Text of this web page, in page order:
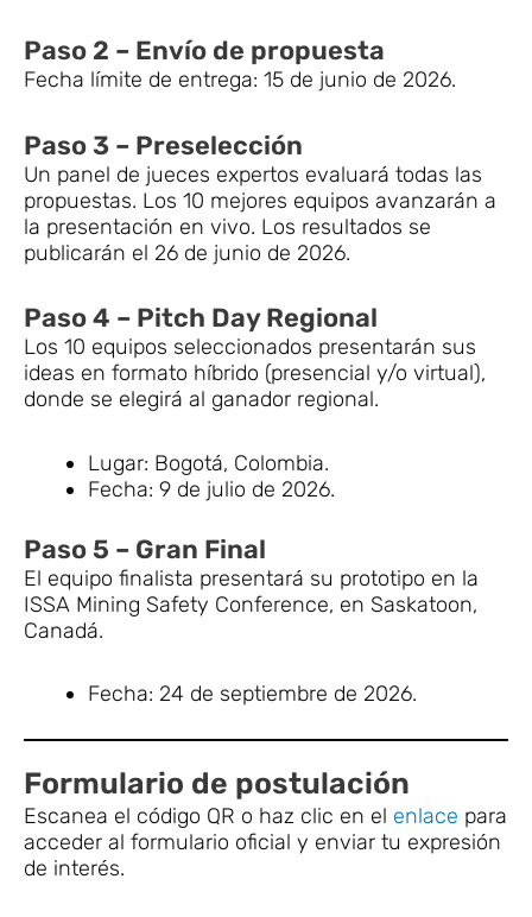
Paso 2 – Envío de propuesta
Fecha límite de entrega: 15 de junio de 2026.
Paso 3 – Preselección
Un panel de jueces expertos evaluará todas las
propuestas. Los 10 mejores equipos avanzarán a
la presentación en vivo. Los resultados se
publicarán el 26 de junio de 2026.
Paso 4 – Pitch Day Regional
Los 10 equipos seleccionados presentarán sus
ideas en formato híbrido (presencial y/o virtual),
donde se elegirá al ganador regional.
Lugar: Bogotá, Colombia.
Fecha: 9 de julio de 2026.
Paso 5 – Gran Final
El equipo finalista presentará su prototipo en la
ISSA Mining Safety Conference, en Saskatoon,
Canadá.
Fecha: 24 de septiembre de 2026.
Formulario de postulación
Escanea el código QR o haz clic en el enlace para
acceder al formulario oficial y enviar tu expresión
de interés.